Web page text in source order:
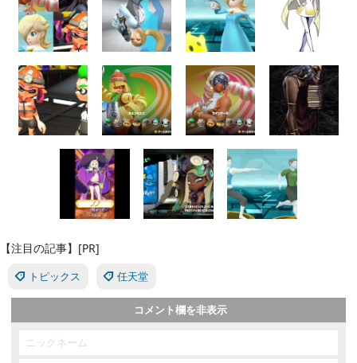
【注目の記事】[PR]
トピックス 任天堂
コメント欄を非表示